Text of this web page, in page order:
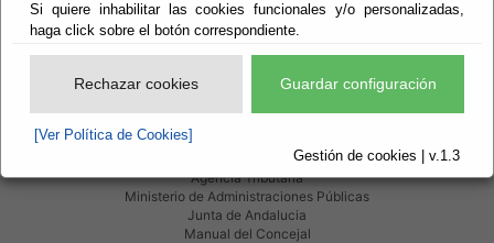
Si quiere inhabilitar las cookies funcionales y/o personalizadas,
haga click sobre el botón correspondiente.
Rechazar cookies Guardar configuración
[Ver Política de Cookies]
Gestión de cookies | v.1.3
Intranet Provincial
Intranet Adheridos
Red Provincial
Enlaces de interés
Beneficiarios Red Provincial
Punto de Informacion del Catastro
Agencia Tributaria
Ministerio de Administraciones Públicas
Junta de Andalucia
Manual del Concejal